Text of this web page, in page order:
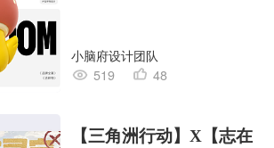
小脑府设计团队
519
48
【三角洲行动】X【志在